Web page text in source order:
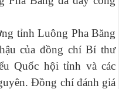
tỉnh Luông Pha Băng
của đồng chí Bí thư
Quốc hội tỉnh và các
Đồng chí đánh giá